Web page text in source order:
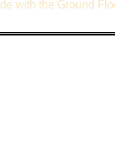
with the Ground